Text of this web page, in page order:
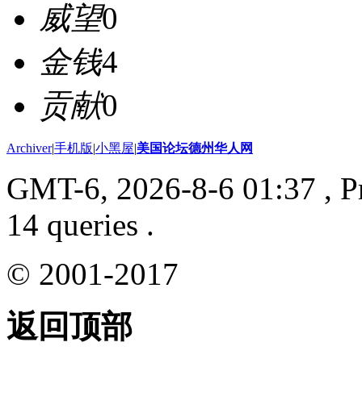
威望0
金钱4
贡献0
Archiver|手机版|小黑屋|美国论坛德州华人网
GMT-6, 2026-8-6 01:37 ,
14 queries .
© 2001-2017
返回顶部